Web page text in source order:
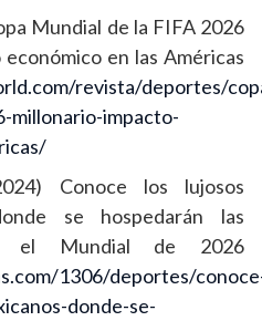
Mundial de la FIFA 2026
en las Américas
revista/deportes/
millonario-impacto-
Conoce los lujosos
se hospedarán las
el Mundial de 2026
1306/deportes/
donde-se-